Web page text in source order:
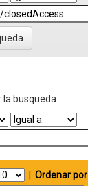
busqueda.
Ordenar por